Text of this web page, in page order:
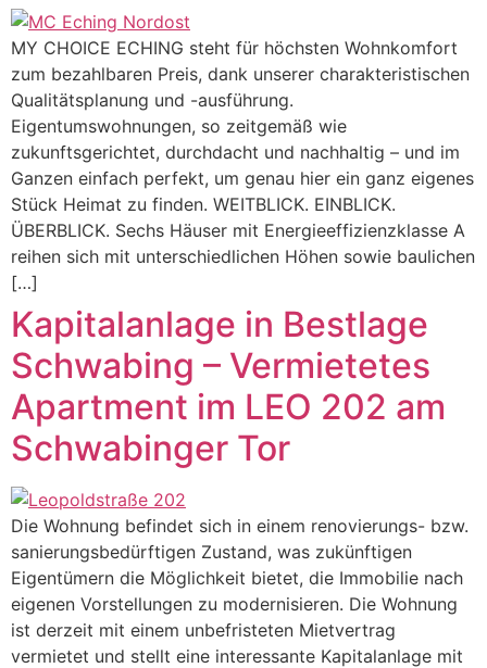
MY CHOICE ECHING steht für höchsten Wohnkomfort
zum bezahlbaren Preis, dank unserer charakteristischen
Qualitätsplanung und -ausführung.
Eigentumswohnungen, so zeitgemäß wie
zukunftsgerichtet, durchdacht und nachhaltig – und im
Ganzen einfach perfekt, um genau hier ein ganz eigenes
Stück Heimat zu finden. WEITBLICK. EINBLICK.
ÜBERBLICK. Sechs Häuser mit Energieeffizienzklasse A
reihen sich mit unterschiedlichen Höhen sowie baulichen
[…]
Kapitalanlage in Bestlage
Schwabing – Vermietetes
Apartment im LEO 202 am
Schwabinger Tor
Die Wohnung befindet sich in einem renovierungs- bzw.
sanierungsbedürftigen Zustand, was zukünftigen
Eigentümern die Möglichkeit bietet, die Immobilie nach
eigenen Vorstellungen zu modernisieren. Die Wohnung
ist derzeit mit einem unbefristeten Mietvertrag
vermietet und stellt eine interessante Kapitalanlage mit